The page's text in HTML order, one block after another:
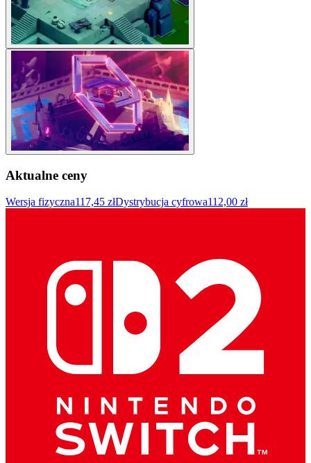
Aktualne ceny
Wersja fizyczna117,45 złDystrybucja cyfrowa112,00 zł